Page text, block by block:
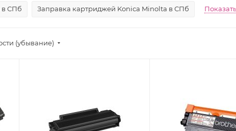
в СПб Заправка картриджей Konica Minolta в СПб
(убывание)